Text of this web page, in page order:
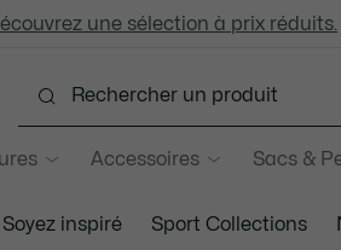
une sélection à prix réduits.
une sélection à prix réduits.
Accessoires Sacs &
Soyez inspiré Sport Collections